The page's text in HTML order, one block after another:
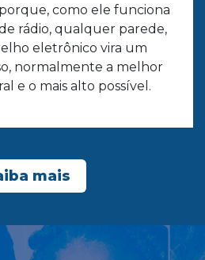
como ele funciona
rádio, qualquer parede,
eletrônico vira um
normalmente a melhor
e o mais alto possível.
mais